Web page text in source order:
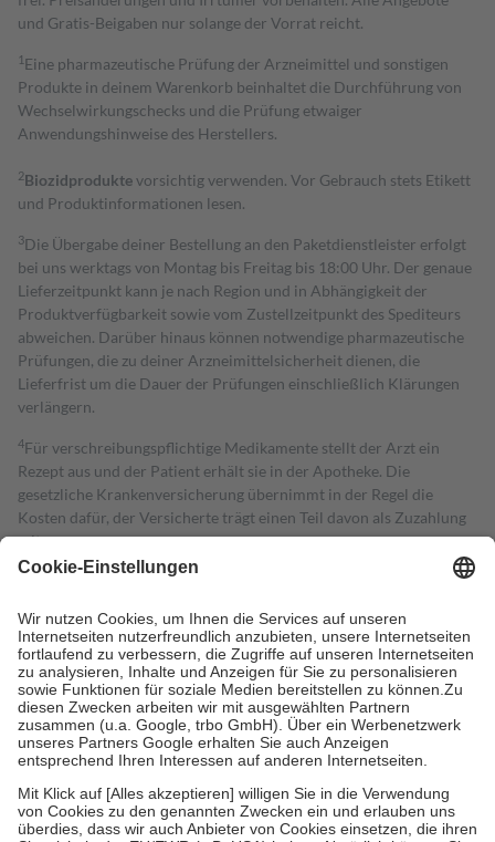
und Gratis-Beigaben nur solange der Vorrat reicht.
1 Eine pharmazeutische Prüfung der Arzneimittel und sonstigen
Produkte in deinem Warenkorb beinhaltet die Durchführung von
Wechselwirkungschecks und die Prüfung etwaiger
Anwendungshinweise des Herstellers.
2Biozidproduktevorsichtig verwenden. Vor Gebrauch stets Etikett
und Produktinformationen lesen.
3Die Übergabe deiner Bestellung an den Paketdienstleister erfolgt
bei uns werktags von Montag bis Freitag bis 18:00 Uhr. Der genaue
Lieferzeitpunkt kann je nach Region und in Abhängigkeit der
Produktverfügbarkeit sowie vom Zustellzeitpunkt des Spediteurs
abweichen. Darüber hinaus können notwendige pharmazeutische
Prüfungen, die zu deiner Arzneimittelsicherheit dienen, die
Lieferfrist um die Dauer der Prüfungen einschließlich Klärungen
verlängern.
4Für verschreibungspflichtige Medikamente stellt der Arzt ein
Rezept aus und der Patient erhält sie in der Apotheke. Die
gesetzliche Krankenversicherung übernimmt in der Regel die
Kosten dafür, der Versicherte trägt einen Teil davon als Zuzahlung
mit.
Grundsätzlich leisten Mitglieder Zuzahlungen in Höhe von zehn
höchstens zehn Euro.
Es sind jedoch nie mehr als die tatsächlichen
Kosten der Leistung zu entrichten.
Diese Regeln gelten grundsätzlich auch für Online-Apotheken.
Bei Heilmitteln und häuslicher Krankenpflege beträgt die
Zuzahlung zehn Prozent der Kosten sowie zehn Euro je
Verordnung.
Um das Engagement der Versicherten für ihre eigene Gesundheit zu
stärken und die besondere Stellung der Familie zu unterstützen,
fallenkeine Zuzahlungenan bei:
• Kindern und Jugendlichen bis zum vollendeten 18. Lebensjahr